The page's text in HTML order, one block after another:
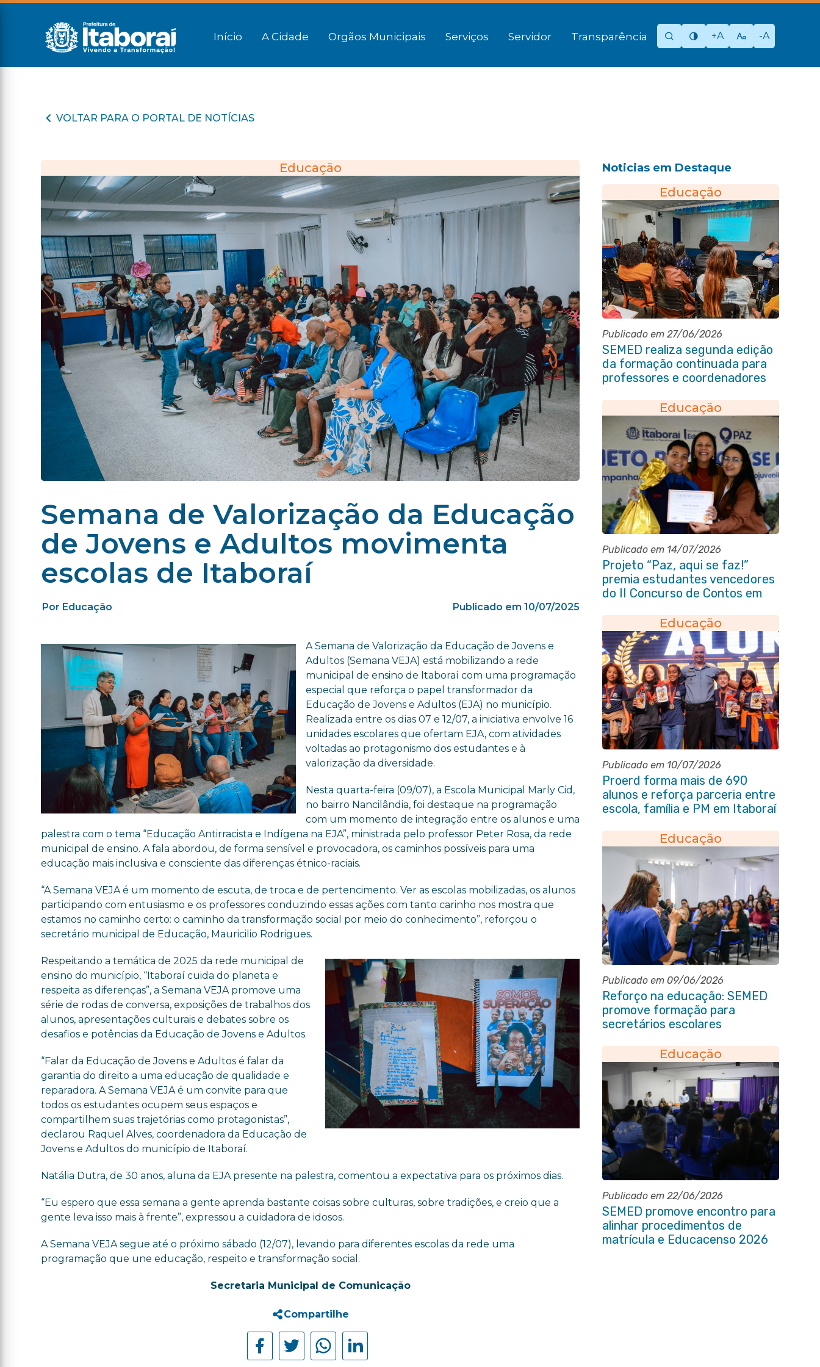
Início A Cidade Orgãos Municipais Serviços Servidor Transparência +A -A
VOLTAR PARA O PORTAL DE NOTÍCIAS
Educação
Semana de Valorização da Educação
de Jovens e Adultos movimenta
escolas de Itaboraí
Por Educação Publicado em 10/07/2025
A Semana de Valorização da Educação de Jovens e
Adultos (Semana VEJA) está mobilizando a rede
municipal de ensino de Itaboraí com uma programação
especial que reforça o papel transformador da
Educação de Jovens e Adultos (EJA) no município.
Realizada entre os dias 07 e 12/07, a iniciativa envolve 16
unidades escolares que ofertam EJA, com atividades
voltadas ao protagonismo dos estudantes e à
valorização da diversidade.
Nesta quarta-feira (09/07), a Escola Municipal Marly Cid,
no bairro Nancilândia, foi destaque na programação
com um momento de integração entre os alunos e uma
palestra com o tema “Educação Antirracista e Indígena na EJA”, ministrada pelo professor Peter Rosa, da rede
municipal de ensino. A fala abordou, de forma sensível e provocadora, os caminhos possíveis para uma
educação mais inclusiva e consciente das diferenças étnico-raciais.
“A Semana VEJA é um momento de escuta, de troca e de pertencimento. Ver as escolas mobilizadas, os alunos
participando com entusiasmo e os professores conduzindo essas ações com tanto carinho nos mostra que
estamos no caminho certo: o caminho da transformação social por meio do conhecimento”, reforçou o
secretário municipal de Educação, Mauricilio Rodrigues.
Respeitando a temática de 2025 da rede municipal de
ensino do município, “Itaboraí cuida do planeta e
respeita as diferenças”, a Semana VEJA promove uma
série de rodas de conversa, exposições de trabalhos dos
alunos, apresentações culturais e debates sobre os
desafios e potências da Educação de Jovens e Adultos.
“Falar da Educação de Jovens e Adultos é falar da
garantia do direito a uma educação de qualidade e
reparadora. A Semana VEJA é um convite para que
todos os estudantes ocupem seus espaços e
compartilhem suas trajetórias como protagonistas”,
declarou Raquel Alves, coordenadora da Educação de
Jovens e Adultos do município de Itaboraí.
Natália Dutra, de 30 anos, aluna da EJA presente na palestra, comentou a expectativa para os próximos dias.
“Eu espero que essa semana a gente aprenda bastante coisas sobre culturas, sobre tradições, e creio que a
gente leva isso mais à frente”, expressou a cuidadora de idosos.
A Semana VEJA segue até o próximo sábado (12/07), levando para diferentes escolas da rede uma
programação que une educação, respeito e transformação social.
Secretaria Municipal de Comunicação
Compartilhe
Noticias em Destaque
Educação
Publicado em 27/06/2026
SEMED realiza segunda edição
da formação continuada para
professores e coordenadores
Educação
Publicado em 14/07/2026
Projeto “Paz, aqui se faz!”
premia estudantes vencedores
do II Concurso de Contos em
Educação
Publicado em 10/07/2026
Proerd forma mais de 690
alunos e reforça parceria entre
escola, família e PM em Itaboraí
Educação
Publicado em 09/06/2026
Reforço na educação: SEMED
promove formação para
secretários escolares
Educação
Publicado em 22/06/2026
SEMED promove encontro para
alinhar procedimentos de
matrícula e Educacenso 2026